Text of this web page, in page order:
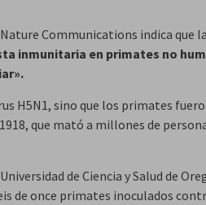
Communications indica que
inmunitaria en primates no
H5N1, sino que los primates
que mató a millones de
de Ciencia y Salud de
de once primates inoculados